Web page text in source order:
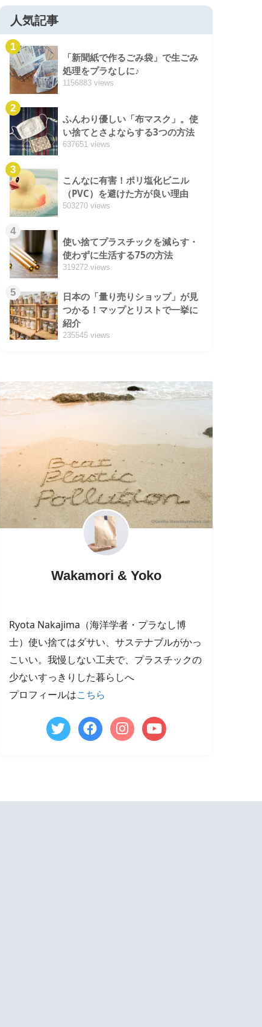
人気記事
1
「新聞紙で作るごみ袋」で生ごみ
処理をプラなしに♪
1156883 views
2
ふんわり優しい「布マスク」。使
い捨てとさよならする3つの方法
637651 views
3
こんなに有害！ポリ塩化ビニル
（PVC）を避けた方が良い理由
503270 views
4
使い捨てプラスチックを減らす・
使わずに生活する75の方法
319272 views
5
日本の「量り売りショップ」が見
つかる！マップとリストで一挙に
紹介
235545 views
Wakamori & Yoko
Ryota Nakajima（海洋学者・プラなし博
士）使い捨てはダサい、サステナブルがかっ
こいい。我慢しない工夫で、プラスチックの
少ないすっきりした暮らしへ
プロフィールはこちら